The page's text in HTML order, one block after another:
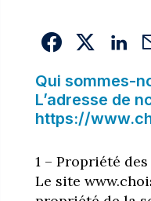
Qui sommes-
L’adresse de
https://
1 – Propriété
Le site